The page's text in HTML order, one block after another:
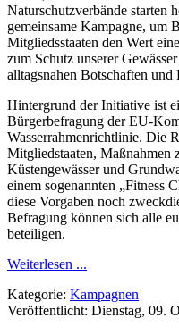
Naturschutzverbände starten
gemeinsame Kampagne, um
Mitgliedsstaaten den Wert
zum Schutz unserer
alltagsnahen Botschaften
Hintergrund der Initiative ist
Bürgerbefragung der EU-
Wasserrahmenrichtlinie. Die
Mitgliedstaaten, Maßnahmen
Küstengewässer und
einem sogenannten „Fitness
diese Vorgaben noch
Befragung können sich alle
beteiligen.
Weiterlesen ...
Kategorie: Kampagnen
Veröffentlicht: Dienstag, 09.